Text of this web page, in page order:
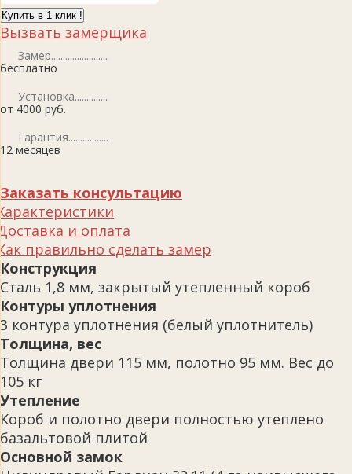
Купить в 1 клик !
Вызвать замерщика
Замер
бесплатно
Установка
от 4000 руб.
Гарантия
12 месяцев
Заказать консультацию
и оплата
правильно сделать замер
Конструкция
Сталь 1,8 мм, закрытый утепленный короб
Контуры уплотнения
3 контура уплотнения (белый уплотнитель)
Толщина, вес
Толщина двери 115 мм, полотно 95 мм. Вес до
105 кг
Утепление
Короб и полотно двери полностью утеплено
базальтовой плитой
Основной замок